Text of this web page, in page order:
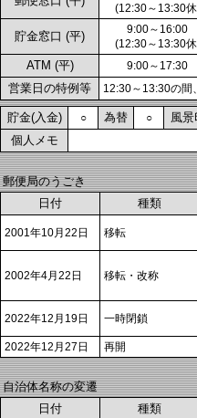
(12:30～13:30
貯金窓口 (平)
9:00～16:00
(12:30～13:30
ATM (平) 9:00～17:30
営業日の特例等 12:30～13:30の間
貯金(入金) ○ 為替 ○ 風景
個人メモ
郵便局のうごき
日付
種類
2001年10月22日 移転
2002年4月22日 移転・改称
2022年12月19日 一時閉鎖
2022年12月27日
再開
自治体名称の変遷
日付
種類